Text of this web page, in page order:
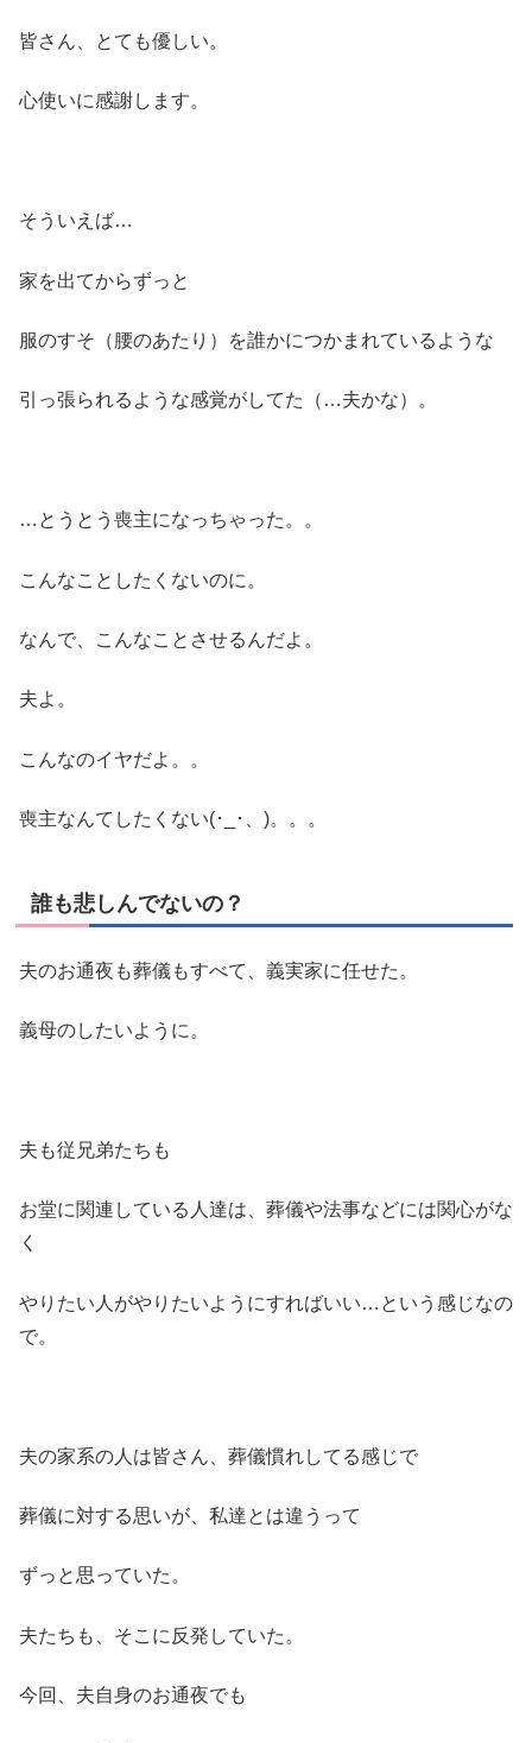
皆さん、とても優しい。
心使いに感謝します。
そういえば…
家を出てからずっと
服のすそ（腰のあたり）を誰かにつかまれているような
引っ張られるような感覚がしてた（…夫かな）。
…とうとう喪主になっちゃった。。
こんなことしたくないのに。
なんで、こんなことさせるんだよ。
夫よ。
こんなのイヤだよ。。
喪主なんてしたくない(･_･、)。。。
誰も悲しんでないの？
夫のお通夜も葬儀もすべて、義実家に任せた。
義母のしたいように。
夫も従兄弟たちも
お堂に関連している人達は、葬儀や法事などには関心がな
く
やりたい人がやりたいようにすればいい…という感じなの
で。
夫の家系の人は皆さん、葬儀慣れしてる感じで
葬儀に対する思いが、私達とは違うって
ずっと思っていた。
夫たちも、そこに反発していた。
今回、夫自身のお通夜でも